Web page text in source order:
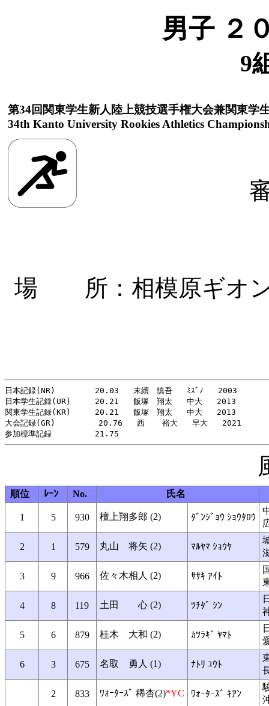
男子 ２
9
第34回関東学生新人陸上競技選手権大会兼関東学
34th Kanto University Rookies Athletics
場 所：相模原ギオン
日本記録(NR)   　　  20.03   末續　慎吾   ﾐｽﾞﾉ   2003
日本学生記録(UR)     20.21   飯塚　翔太   中大   2013
関東学生記録(KR)     20.21   飯塚　翔太   中大   2013
大会記録(GR)         20.76   西　  裕大   早大   2021
順位 ﾚｰﾝ No. 氏名
1 5 930 檀上翔多郎 (2) ﾀﾞﾝｼﾞｮｳ ｼｮｳﾀﾛｳ
2 1 579 丸山 将矢 (2) ﾏﾙﾔﾏ ｼｮｳﾔ
3 9 966 佐々木相人 (2) ｻｻｷ ｱｲﾄ
4 8 119 土田 心 (2) ﾂﾁﾀﾞ ｼﾝ
5 6 879 桂木 大和 (2) ｶﾂﾗｷﾞ ﾔﾏﾄ
6 3 675 名取 勇人 (1) ﾅﾄﾘ ﾕｳﾄ
2 833 ﾜｫｰﾀｰｽﾞ 稀杏(2)*YC ﾜｫｰﾀｰｽﾞ ｷｱﾝ